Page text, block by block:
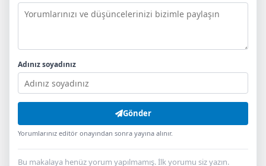
Adınız soyadınız
Gönder
Yorumlarınız editör onayından sonra yayına alınır.
Bu makalaya henüz yorum yapılmamış. İlk yorumu siz yazın.